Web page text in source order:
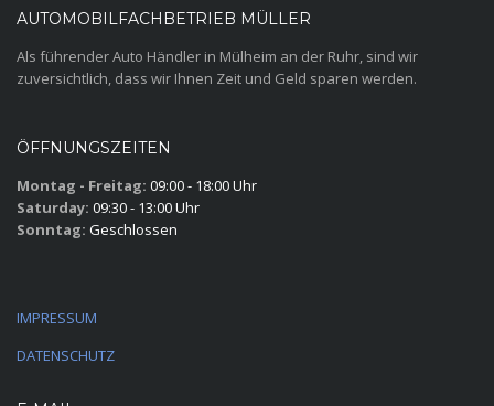
AUTOMOBILFACHBETRIEB MÜLLER
Als führender Auto Händler in Mülheim an der Ruhr, sind wir
zuversichtlich, dass wir Ihnen Zeit und Geld sparen werden.
ÖFFNUNGSZEITEN
Montag - Freitag: 09:00 - 18:00 Uhr
Saturday: 09:30 - 13:00 Uhr
Sonntag: Geschlossen
IMPRESSUM
DATENSCHUTZ